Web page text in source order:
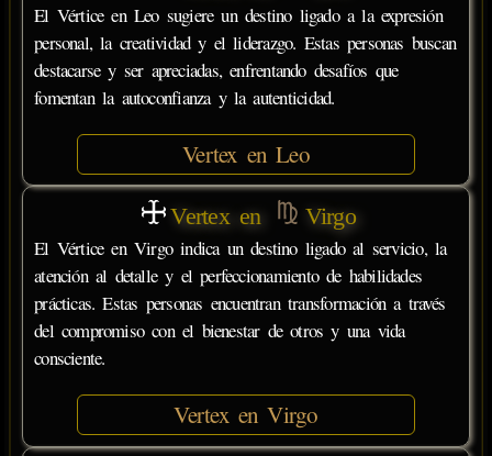
El Vértice en Leo sugiere un destino ligado a la expresión
personal, la creatividad y el liderazgo. Estas personas buscan
destacarse y ser apreciadas, enfrentando desafíos que
fomentan la autoconfianza y la autenticidad.
Vertex en Leo
Vertex en Virgo
El Vértice en Virgo indica un destino ligado al servicio, la
atención al detalle y el perfeccionamiento de habilidades
prácticas. Estas personas encuentran transformación a través
del compromiso con el bienestar de otros y una vida
consciente.
Vertex en Virgo